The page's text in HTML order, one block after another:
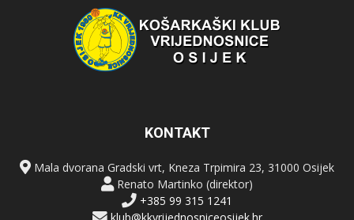
KONTAKT
Mala dvorana Gradski vrt, Kneza Trpimira 23, 31000 Osijek
Renato Martinko (direktor)
+385 99 315 1241